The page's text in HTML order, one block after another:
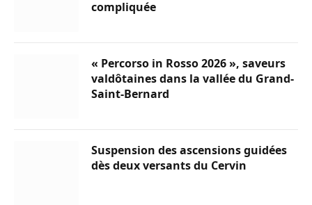
compliquée
« Percorso in Rosso 2026 », saveurs
valdôtaines dans la vallée du Grand-
Saint-Bernard
Suspension des ascensions guidées
dès deux versants du Cervin